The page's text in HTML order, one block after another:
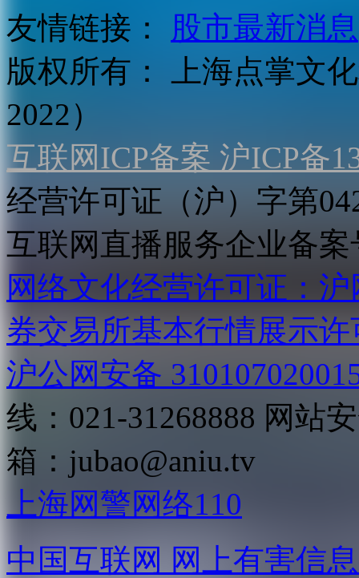
友情链接：
股市最新消息
版权所有：
上海点掌文
2022）
互联网ICP备案 沪ICP备
经营许可证（沪）字第
互联网直播服务企业备案
网络文化经营许可证：
券交易所基本行情展示许
沪公网安备
线：021-31268888 网站
箱： jubao@aniu.tv
上海网警网络110
中国互联网 网上有害信